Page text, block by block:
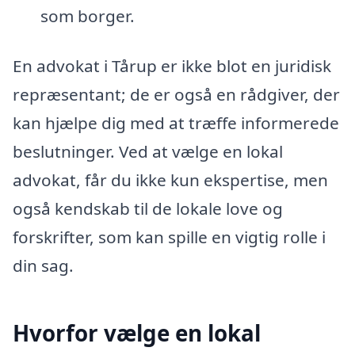
som borger.
En advokat i Tårup er ikke blot en juridisk
repræsentant; de er også en rådgiver, der
kan hjælpe dig med at træffe informerede
beslutninger. Ved at vælge en lokal
advokat, får du ikke kun ekspertise, men
også kendskab til de lokale love og
forskrifter, som kan spille en vigtig rolle i
din sag.
Hvorfor vælge en lokal